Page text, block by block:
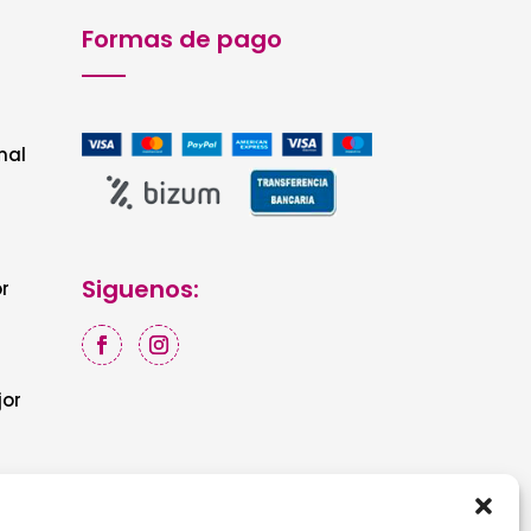
Formas de pago
Siguenos: